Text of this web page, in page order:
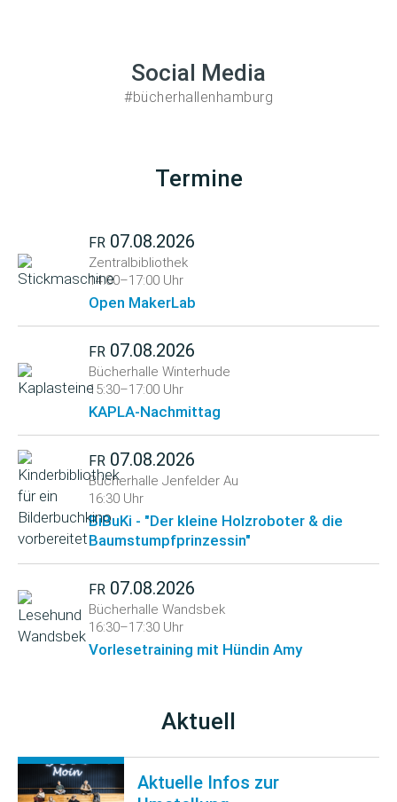
Social Media
#bücherhallenhamburg
Termine
FR 07.08.2026
Zentralbibliothek
14:00–17:00 Uhr
Open MakerLab
FR 07.08.2026
Bücherhalle Winterhude
15:30–17:00 Uhr
KAPLA-Nachmittag
FR 07.08.2026
Bücherhalle Jenfelder Au
16:30 Uhr
BiBuKi - "Der kleine Holzroboter & die
Baumstumpfprinzessin"
FR 07.08.2026
Bücherhalle Wandsbek
16:30–17:30 Uhr
Vorlesetraining mit Hündin Amy
Aktuell
Aktuelle Infos zur